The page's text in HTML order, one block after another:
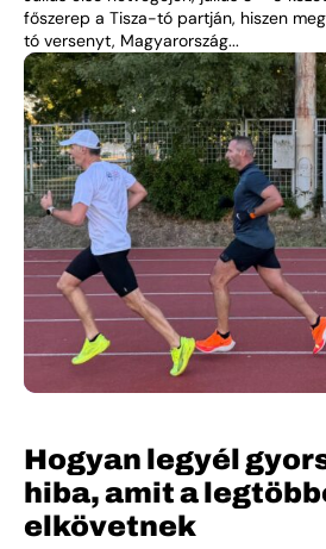
főszerep a Tisza-tó partján, hiszen
tó versenyt, Magyarország...
Hogyan legyél
hiba, amit a
elkövetnek